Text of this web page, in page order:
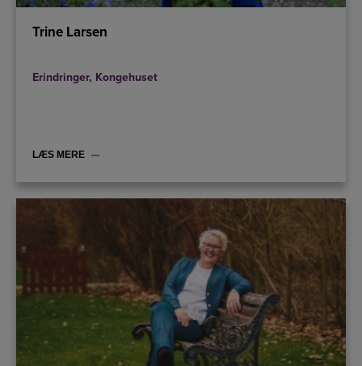
Trine Larsen
Erindringer, Kongehuset
LÆS MERE